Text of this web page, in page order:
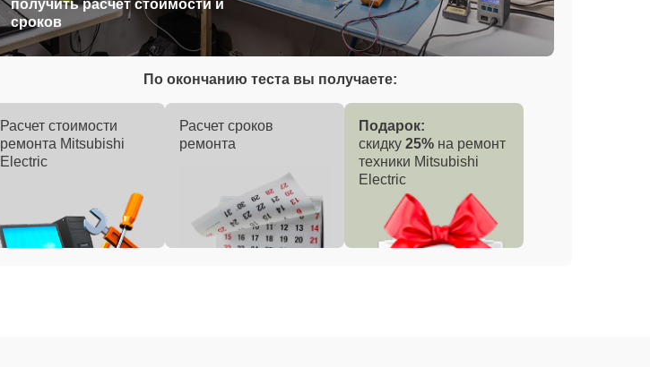
получить расчет стоимости и
сроков
По окончанию теста вы получаете:
Расчет стоимости
ремонта Mitsubishi
Electric
Расчет сроков
ремонта
Подарок:
скидку 25% на ремонт
техники Mitsubishi
Electric